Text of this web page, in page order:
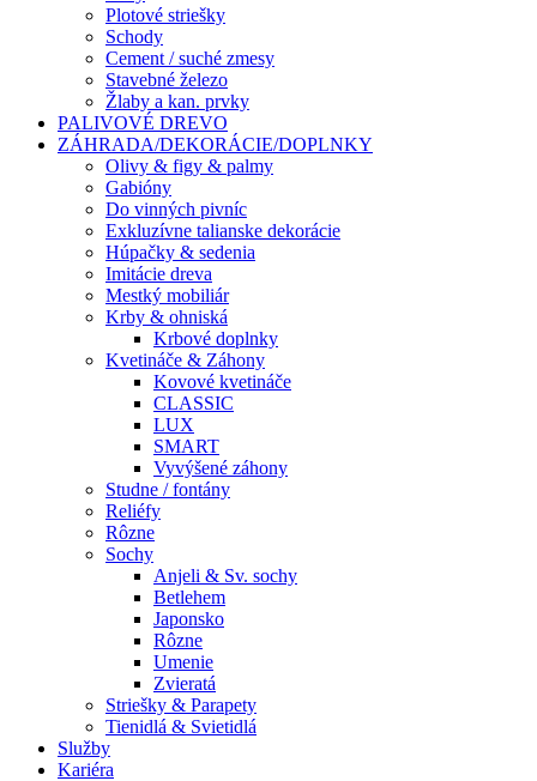
Plotové striešky
Schody
Cement / suché zmesy
Stavebné železo
Žlaby a kan. prvky
PALIVOVÉ DREVO
ZÁHRADA/DEKORÁCIE/DOPLNKY
Olivy & figy & palmy
Gabióny
Do vinných pivníc
Exkluzívne talianske dekorácie
Húpačky & sedenia
Imitácie dreva
Mestký mobiliár
Krby & ohniská
Krbové doplnky
Kvetináče & Záhony
Kovové kvetináče
CLASSIC
LUX
SMART
Vyvýšené záhony
Studne / fontány
Reliéfy
Rôzne
Sochy
Anjeli & Sv. sochy
Betlehem
Japonsko
Rôzne
Umenie
Zvieratá
Striešky & Parapety
Tienidlá & Svietidlá
Služby
Kariéra